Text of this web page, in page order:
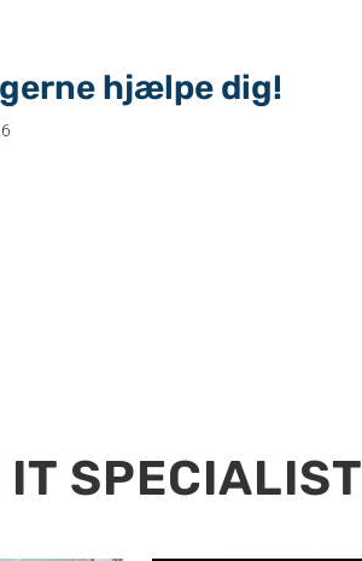
hjælpe dig!
IT SPECIALIST